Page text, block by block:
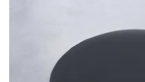
uw woning als voor een lounge
uitnodigende en warme sfeer
te doen aan de slijtvastheid.
vloerkleed van de slijtvaste